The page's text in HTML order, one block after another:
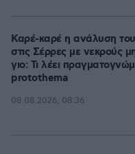
Καρέ-καρέ η ανάλυση του
στις Σέρρες με νεκρούς
γιο: Τι λέει
protothema
08.08.2026, 08:36